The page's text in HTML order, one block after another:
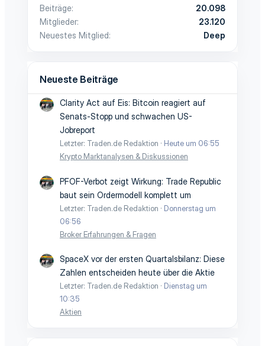
Beiträge
20.098
Mitglieder
23.120
Neuestes Mitglied
Deep
Neueste Beiträge
Clarity Act auf Eis: Bitcoin reagiert auf
Senats-Stopp und schwachen US-
Jobreport
Letzter: Traden.de Redaktion
Heute um 06:55
Krypto Marktanalysen & Diskussionen
PFOF-Verbot zeigt Wirkung: Trade Republic
baut sein Ordermodell komplett um
Letzter: Traden.de Redaktion
Donnerstag um
06:56
Broker Erfahrungen & Fragen
SpaceX vor der ersten Quartalsbilanz: Diese
Zahlen entscheiden heute über die Aktie
Letzter: Traden.de Redaktion
Dienstag um
10:35
Aktien